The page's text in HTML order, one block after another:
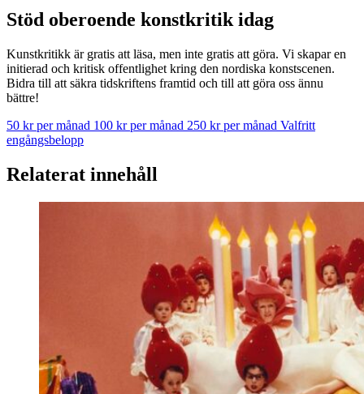
Stöd oberoende konstkritik idag
Kunstkritikk är gratis att läsa, men inte gratis att göra. Vi skapar en
initierad och kritisk offentlighet kring den nordiska konstscenen.
Bidra till att säkra tidskriftens framtid och till att göra oss ännu
bättre!
50 kr per månad 100 kr per månad 250 kr per månad Valfritt
engångsbelopp
Relaterat innehåll